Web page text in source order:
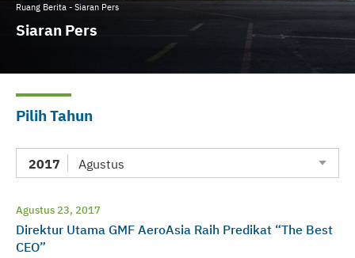
Ruang Berita - Siaran Pers
Siaran Pers
Pilih Tahun
2017 Agustus
Agustus 23, 2017
Direktur Utama GMF AeroAsia Raih Predikat “The Best
CEO”